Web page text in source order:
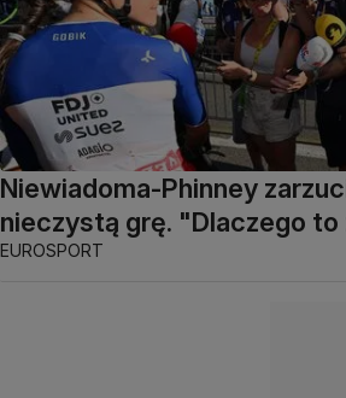
Niewiadoma-Phinney
nieczystą grę. "Dlaczego to
EUROSPORT